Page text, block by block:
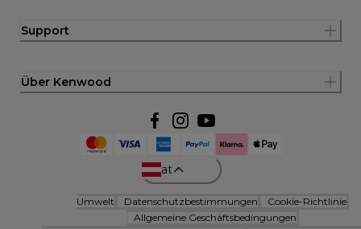
Support
Über Kenwood
at
Umwelt Datenschutzbestimmungen
Cookie-Richtlinie
Allgemeine Geschäftsbedingungen